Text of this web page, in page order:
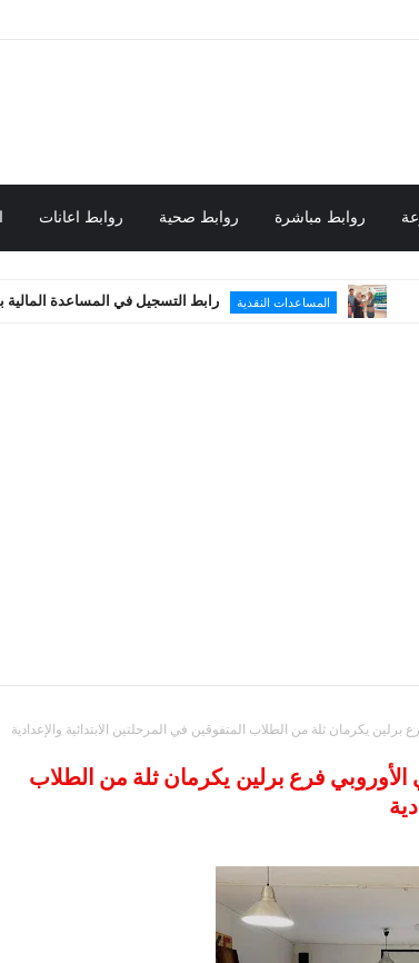
روابط مباشرة روابط صحية روابط اعانات
المساعدات النقدية رابط التسجيل في المساعدة المالية بقيمة 1250 شيكل
برلين يكرمان ثلة من الطلاب المتفوقين في المرحلتين الابتدائية والإعدادية
الأوروبي فرع برلين يكرمان ثلة من الطلاب